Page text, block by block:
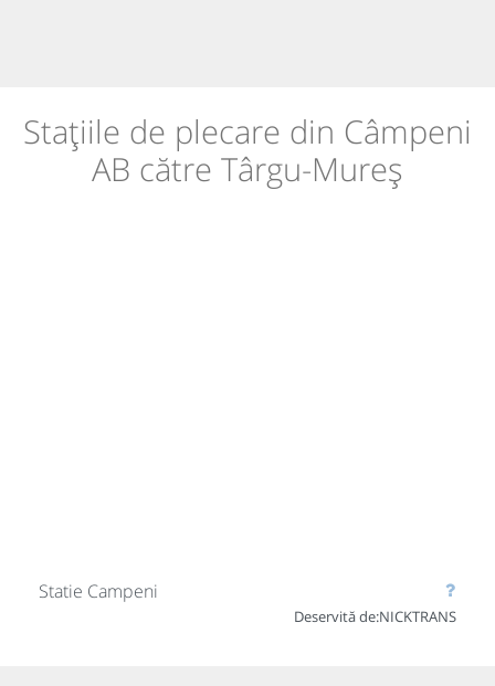
Stațiile de plecare din Câmpeni
AB către Târgu-Mureș
Statie Campeni
Deservită de:NICKTRANS